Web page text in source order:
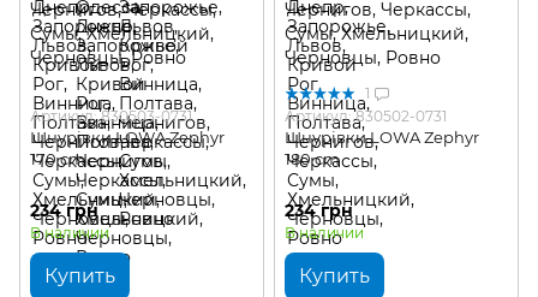
Артикул: 830503-0731
Шнурівки LOWA Zephyr
170 cm
234 грн
В наличии
Купить
1
Артикул: 830502-0731
Шнурівки LOWA Zephyr
180 cm
234 грн
В наличии
Купить